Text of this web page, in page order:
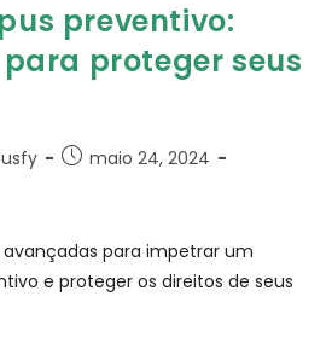
preventivo:
proteger seus
maio 24, 2024
para impetrar um
e proteger os direitos de seus